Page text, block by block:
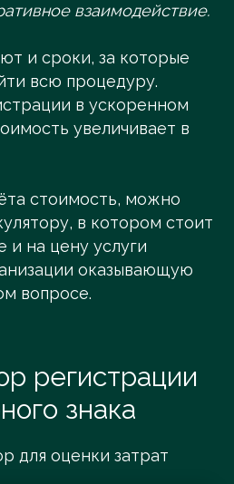
взаимодействие.
и сроки, за которые
всю процедуру.
в ускоренном
увеличивает в
стоимость, можно
в котором стоит
и на цену услуги
оказывающую
вопросе.
регистрации
знака
для оценки затрат